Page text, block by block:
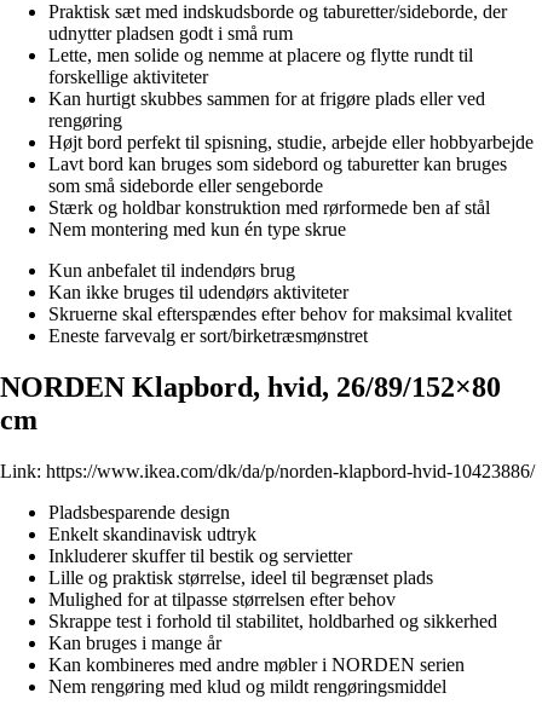
Praktisk sæt med indskudsborde og taburetter/sideborde, der
udnytter pladsen godt i små rum
Lette, men solide og nemme at placere og flytte rundt til
forskellige aktiviteter
Kan hurtigt skubbes sammen for at frigøre plads eller ved
rengøring
Højt bord perfekt til spisning, studie, arbejde eller hobbyarbejde
Lavt bord kan bruges som sidebord og taburetter kan bruges
som små sideborde eller sengeborde
Stærk og holdbar konstruktion med rørformede ben af stål
Nem montering med kun én type skrue
Kun anbefalet til indendørs brug
Kan ikke bruges til udendørs aktiviteter
Skruerne skal efterspændes efter behov for maksimal kvalitet
Eneste farvevalg er sort/birketræsmønstret
NORDEN Klapbord, hvid, 26/89/152×80
cm
Link: https://www.ikea.com/dk/da/p/norden-klapbord-hvid-10423886/
Pladsbesparende design
Enkelt skandinavisk udtryk
Inkluderer skuffer til bestik og servietter
Lille og praktisk størrelse, ideel til begrænset plads
Mulighed for at tilpasse størrelsen efter behov
Skrappe test i forhold til stabilitet, holdbarhed og sikkerhed
Kan bruges i mange år
Kan kombineres med andre møbler i NORDEN serien
Nem rengøring med klud og mildt rengøringsmiddel